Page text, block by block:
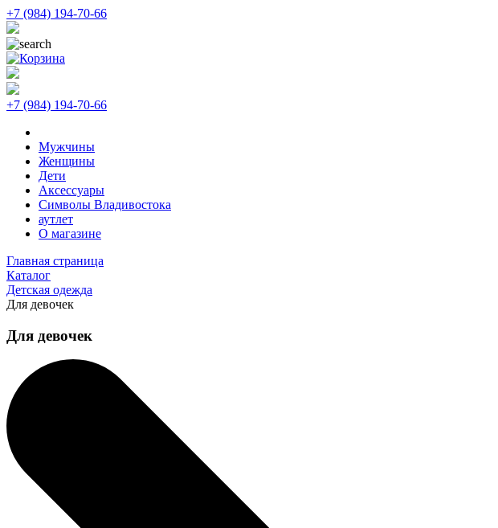
+7 (984) 194-70-66
+7 (984) 194-70-66
Мужчины
Женщины
Дети
Аксессуары
Символы Владивостока
аутлет
О магазине
Главная страница
Каталог
Детская одежда
Для девочек
Для девочек